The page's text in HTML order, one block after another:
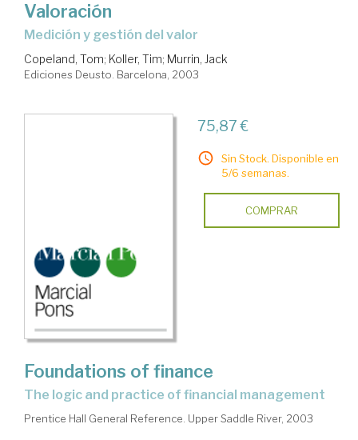
Valoración
medición y gestión del valor
Copeland, Tom; Koller, Tim; Murrin, Jack
Ediciones Deusto. Barcelona, 2003
75,87 €
Sin Stock. Disponible en
5/6 semanas.
COMPRAR
Foundations of finance
the logic and practice of financial management
Prentice Hall General Reference. Upper Saddle River, 2003